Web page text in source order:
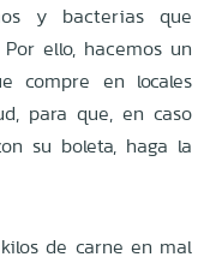
y bacterias que
ello, hacemos un
compre en locales
para que, en caso
su boleta, haga la
de carne en mal